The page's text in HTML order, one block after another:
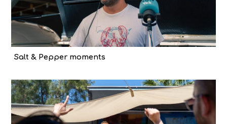
Salt & Pepper moments